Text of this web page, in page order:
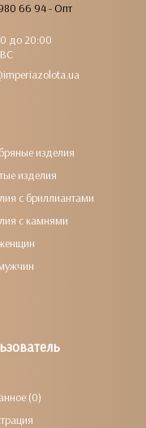
66 94 - Опт
до 20:00
изделия
изделия
с бриллиантами
с камнями
(0)